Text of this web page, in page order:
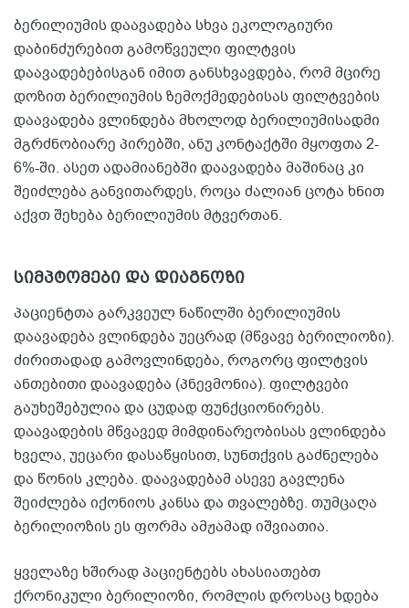
ბერილიუმის დაავადება სხვა ეკოლოგიური
დაბინძურებით გამოწვეული ფილტვის
დაავადებებისგან იმით განსხვავდება, რომ მცირე
დოზით ბერილიუმის ზემოქმედებისას ფილტვების
დაავადება ვლინდება მხოლოდ ბერილიუმისადმი
მგრძნობიარე პირებში, ანუ კონტაქტში მყოფთა 2-
6%-ში. ასეთ ადამიანებში დაავადება მაშინაც კი
შეიძლება განვითარდეს, როცა ძალიან ცოტა ხნით
აქვთ შეხება ბერილიუმის მტვერთან.
სიმპტომები და დიაგნოზი
პაციენტთა გარკვეულ ნაწილში ბერილიუმის
დაავადება ვლინდება უეცრად (მწვავე ბერილიოზი).
ძირითადად გამოვლინდება, როგორც ფილტვის
ანთებითი დაავადება (პნევმონია). ფილტვები
გაუხეშებულია და ცუდად ფუნქციონირებს.
დაავადების მწვავედ მიმდინარეობისას ვლინდება
ხველა, უეცარი დასაწყისით, სუნთქვის გაძნელება
და წონის კლება. დაავადებამ ასევე გავლენა
შეიძლება იქონიოს კანსა და თვალებზე. თუმცაღა
ბერილიოზის ეს ფორმა ამჟამად იშვიათია.
ყველაზე ხშირად პაციენტებს ახასიათებთ
ქრონიკული ბერილიოზი, რომლის დროსაც ხდება